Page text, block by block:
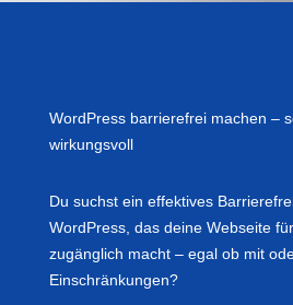
WordPress barrierefrei machen –
wirkungsvoll
Du suchst ein effektives
WordPress, das deine Webseite
zugänglich macht – egal ob mit
Einschränkungen?